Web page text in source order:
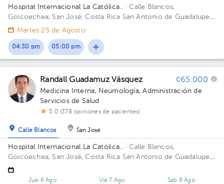
Hospital Internacional La Católica..· Calle Blancos,
Goicoechea, San José, Costa Rica San Antonio de Guadalupe,
Goicoechea, frente a los Tribunales de Justicia. Edificio Torre
Martes 25 de Agosto
04:30 pm 05:00 pm
Randall Guadamuz Vásquez ¢65.000
Medicina Interna, Neumología,Administración de
Servicios de Salud
5.0 (378 opiniones de pacientes)
Calle Blancos San José
Hospital Internacional La Católica..· Calle Blancos,
Goicoechea, San José, Costa Rica San Antonio de Guadalupe,
Goicoechea, frente a los Tribunales de Justicia. Edificio Torre
Médica. Piso 3. Consultorio 310.
Jue 6 Ago Vie 7 Ago Sáb 8 Ago